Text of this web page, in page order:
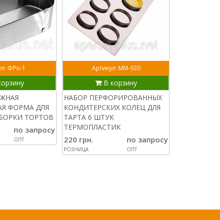
ФРо-1
ФОРМА ДЛЯ
ТОРТОВ
по запросу
ОПТ
Артикул: ММ-920
В корзину
НАБОР ПЕРФОРИРОВАННЫХ
КОНДИТЕРСКИХ КОЛЕЦ ДЛЯ
ТАРТА 6 ШТУК
ТЕРМОПЛАСТИК
220 грн.
РОЗНИЦА
по запросу
ОПТ